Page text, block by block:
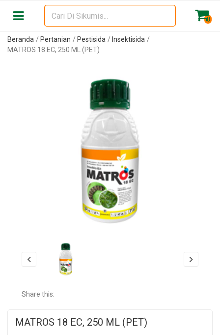
0
Beranda Pertanian Pestisida
Insektisida
MATROS 18 EC, 250 ML (PET)
Share this:
MATROS 18 EC, 250 ML (PET)